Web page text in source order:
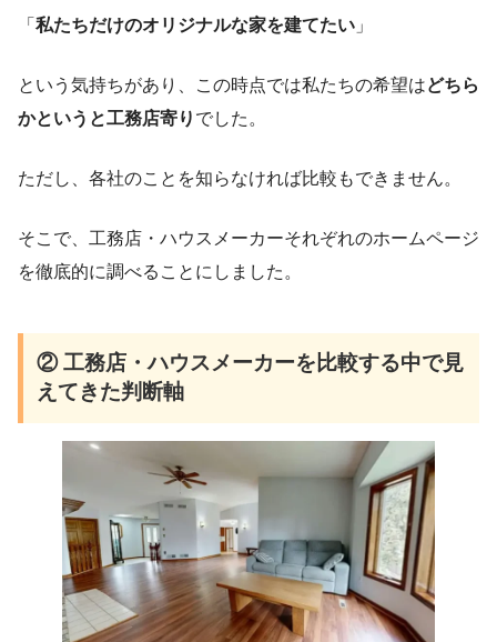
「 私たちだけのオリジナルな家を建てたい 」
という気持ちがあり、この時点では私たちの希望はどちら
かというと工務店寄り でした。
ただし、各社のことを知らなければ比較もできません。
そこで、工務店・ハウスメーカーそれぞれのホームページ
を徹底的に調べることにしました。
② 工務店・ハウスメーカーを比較する中で見
えてきた判断軸